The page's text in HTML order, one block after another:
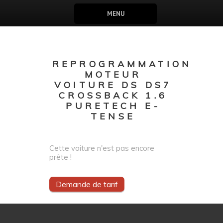
MENU
REPROGRAMMATION
MOTEUR
VOITURE DS DS7
CROSSBACK 1.6
PURETECH E-
TENSE
Cette voiture n'est pas encore
prête !
Demande de tarif